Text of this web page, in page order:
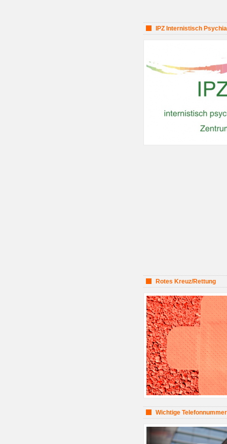
IPZ Internistisch
Rotes Kreuz/Rettung
Wichtige